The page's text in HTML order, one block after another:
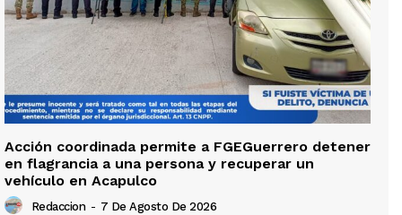
Acción coordinada permite a FGEGuerrero detener
en flagrancia a una persona y recuperar un
vehículo en Acapulco
Redaccion - 7 De Agosto De 2026